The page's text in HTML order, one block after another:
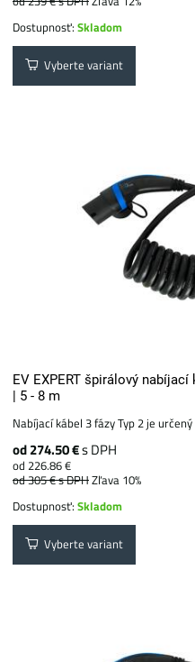
Dostupnosť:Skladom
Vyberte variant
EV EXPERT špirálový
| 5 - 8 m
Nabíjací kábel 3 fázy Typ 2 je
od 274.50 €s DPH
od 226.86 €
od 305 €s DPHZľava 10%
Dostupnosť:Skladom
Vyberte variant